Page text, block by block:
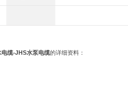
缆-JHS水泵电缆的详细资料：